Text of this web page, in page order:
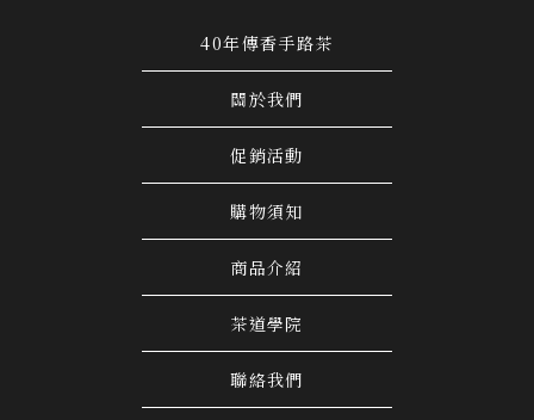
40年傳香手路茶
關於我們
促銷活動
購物須知
商品介紹
茶道學院
聯絡我們